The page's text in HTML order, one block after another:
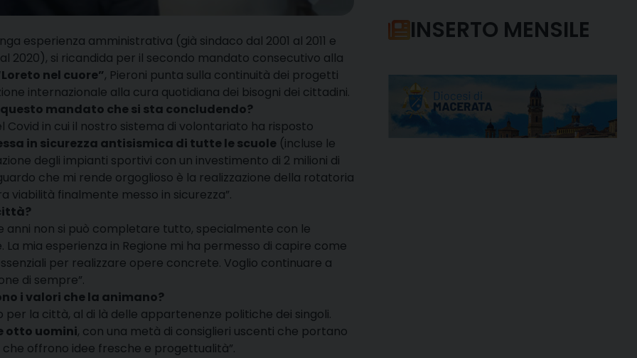
esperienza amministrativa (già sindaco dal 2001 al 2011 e
2020), si ricandida per il secondo mandato consecutivo alla
nel cuore”, Pieroni punta sulla continuità dei progetti
internazionale alla cura quotidiana dei bisogni dei cittadini.
mandato che si sta concludendo?
Covid in cui il nostro sistema di volontariato ha risposto
in sicurezza antisismica di tutte le scuole (incluse le
degli impianti sportivi con un investimento di 2 milioni di
che mi rende orgoglioso è la realizzazione della rotatoria
viabilità finalmente messo in sicurezza”.
anni non si può completare tutto, specialmente con le
. La mia esperienza in Regione mi ha permesso di capire come
per realizzare opere concrete. Voglio continuare a
di sempre”.
i valori che la animano?
la città, al di là delle appartenenze politiche dei singoli.
otto uomini, con una metà di consiglieri uscenti che portano
offrono idee fresche e progettualità”.
INSERTO MENSILE